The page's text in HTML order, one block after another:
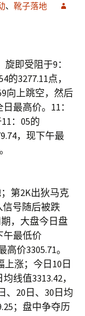
、 靴子落地
即受阻于9：
3277.11点，
向上跳空，然后
最高价。11：
：05的
，现下午最
第2K出狄马克
信号随后被跌
，大盘今日盘
午最低价
价3305.71。
上涨；今日10日
线值3313.42，
、20日、30日均
；盘中争夺历